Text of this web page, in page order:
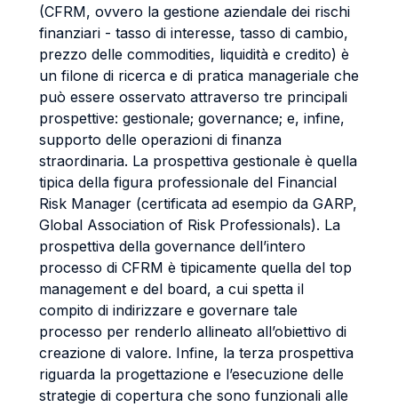
(CFRM, ovvero la gestione aziendale dei rischi
finanziari - tasso di interesse, tasso di cambio,
prezzo delle commodities, liquidità e credito) è
un filone di ricerca e di pratica manageriale che
può essere osservato attraverso tre principali
prospettive: gestionale; governance; e, infine,
supporto delle operazioni di finanza
straordinaria. La prospettiva gestionale è quella
tipica della figura professionale del Financial
Risk Manager (certificata ad esempio da GARP,
Global Association of Risk Professionals). La
prospettiva della governance dell’intero
processo di CFRM è tipicamente quella del top
management e del board, a cui spetta il
compito di indirizzare e governare tale
processo per renderlo allineato all’obiettivo di
creazione di valore. Infine, la terza prospettiva
riguarda la progettazione e l’esecuzione delle
strategie di copertura che sono funzionali alle